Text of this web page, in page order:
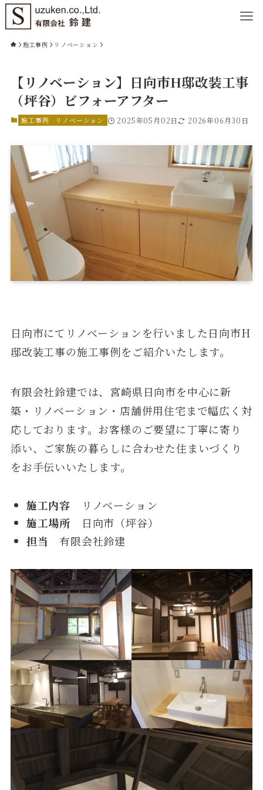
施工事例 リノベーション
【リノベーション】日向市H邸改装工事
（坪谷）ビフォーアフター
施工事例 リノベーション 2025年05月02日 2026年06月30日
日向市にてリノベーションを行いました日向市H
邸改装工事の施工事例をご紹介いたします。
有限会社鈴建では、宮崎県日向市を中心に新
築・リノベーション・店舗併用住宅まで幅広く対
応しております。お客様のご要望に丁寧に寄り
添い、ご家族の暮らしに合わせた住まいづくり
をお手伝いいたします。
施工内容 リノベーション
施工場所 日向市（坪谷）
担当 有限会社鈴建